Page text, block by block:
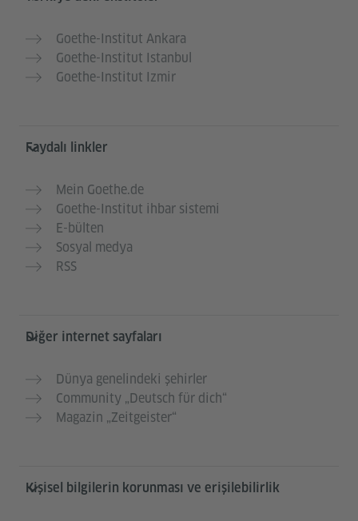
Goethe-Institut Ankara
Goethe-Institut Istanbul
Goethe-Institut Izmir
Faydalı linkler
Mein Goethe.de
Goethe-Institut ihbar sistemi
E-bülten
Sosyal medya
RSS
Diğer internet sayfaları
Dünya genelindeki şehirler
Community „Deutsch für dich“
Magazin „Zeitgeister“
Kişisel bilgilerin korunması ve erişilebilirlik